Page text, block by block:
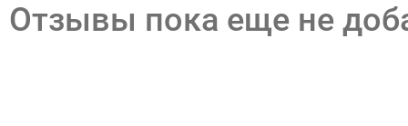
Отзывы пока еще не